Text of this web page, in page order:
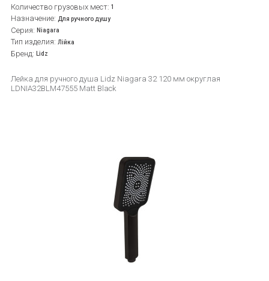
Количество грузовых мест: 1
Назначение: Для ручного душу
Серия: Niagara
Тип изделия: Лійка
Бренд: Lidz
Лейка для ручного душа Lidz Niagara 32 120 мм округлая
LDNIA32BLM47555 Matt Black